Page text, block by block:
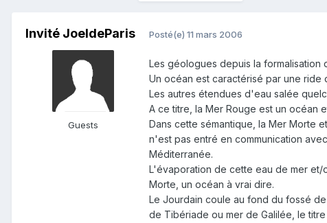
Invité JoeldeParis
Guests
Posté(e) 11 mars 2006
Les géologues depuis la
Un océan est caractérisé par une
Les autres étendues d'eau salée
A ce titre, la Mer Rouge est un océan
Dans cette sémantique, la Mer Morte
n'est pas entré en communication
Méditerranée.
L'évaporation de cette eau de mer et/
Morte, un océan à vrai dire.
Le Jourdain coule au fond du fossé
de Tibériade ou mer de Galilée, le